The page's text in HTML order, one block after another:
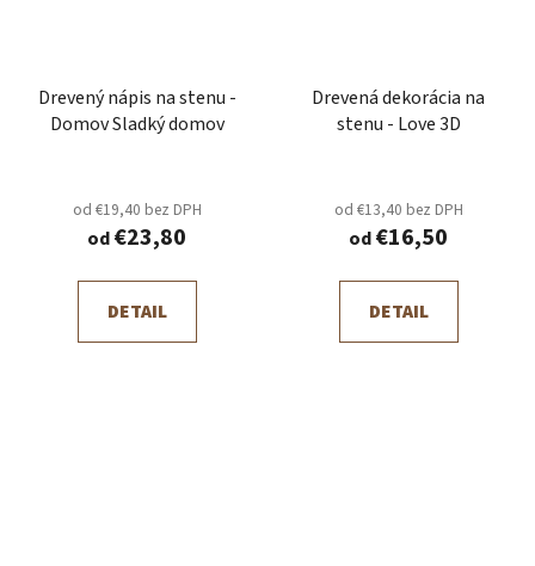
Drevený nápis na stenu -
Domov Sladký domov
od €19,40 bez DPH
od€23,80
DETAIL
Drevená dekorácia na
stenu - Love 3D
od €13,40 bez DPH
od€16,50
DETAIL